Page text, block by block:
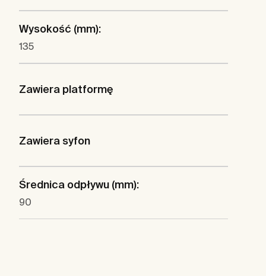
Wysokość (mm):
135
Zawiera platformę
Zawiera syfon
Średnica odpływu (mm):
90